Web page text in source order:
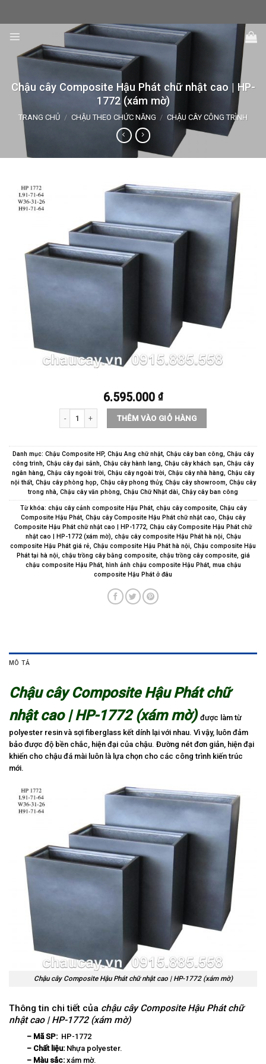
Chậu cây Composite Hậu Phát chữ nhật cao | HP-
1772 (xám mờ)
TRANG CHỦ / CHẬU THEO CHỨC NĂNG / CHẬU CÂY CÔNG TRÌNH
6.595.000 ₫
Chậu cây Composite Hậu Phát chữ nhật cao | HP-1772 (xám
THÊM VÀO GIỎ HÀNG
Danh mục: Chậu Composite HP, Chậu Ang chữ nhật, Chậu cây ban công, Chậu cây
công trình, Chậu cây đại sảnh, Chậu cây hành lang, Chậu cây khách sạn, Chậu cây
ngân hàng, Chậu cây ngoài trời, Chậu cây ngoài trời, Chậu cây nhà hàng, Chậu cây
nội thất, Chậu cây phòng họp, Chậu cây phong thủy, Chậu cây showroom, Chậu cây
trong nhà, Chậu cây văn phòng, Chậu Chữ Nhật dài, Chậy cây ban công
Từ khóa: chậu cây cảnh composite Hậu Phát, chậu cây composite, Chậu cây
Composite Hậu Phát, Chậu cây Composite Hậu Phát chữ nhật cao, Chậu cây
Composite Hậu Phát chữ nhật cao | HP-1772, Chậu cây Composite Hậu Phát chữ
nhật cao | HP-1772 (xám mờ), chậu cây composite Hậu Phát hà nội, Chậu
composite Hậu Phát giá rẻ, Chậu composite Hậu Phát hà nội, Chậu composite Hậu
Phát tại hà nội, chậu trồng cây bằng composite, chậu trồng cây composite, giá
chậu composite Hậu Phát, hình ảnh chậu composite Hậu Phát, mua chậu
composite Hậu Phát ở đâu
MÔ TẢ
Chậu cây Composite Hậu Phát chữ
nhật cao | HP-1772 (xám mờ) được làm từ
polyester resin và sợi fiberglass kết dính lại với nhau. Vì vậy, luôn đảm
bảo được độ bền chắc, hiện đại của chậu. Đường nét đơn giản, hiện đại
khiến cho chậu đá mài luôn là lựa chọn cho các công trình kiến trúc
mới.
Chậu cây Composite Hậu Phát chữ nhật cao | HP-1772 (xám mờ)
Thông tin chi tiết của chậu cây Composite Hậu Phát chữ
nhật cao | HP-1772 (xám mờ)
– Mã SP: HP-1772
– Chất liệu: Nhựa polyester.
– Màu sắc: xám mờ.